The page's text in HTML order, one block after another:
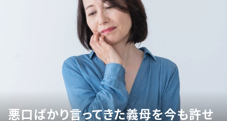
悪口ばかり言ってきた義母を今も許せ